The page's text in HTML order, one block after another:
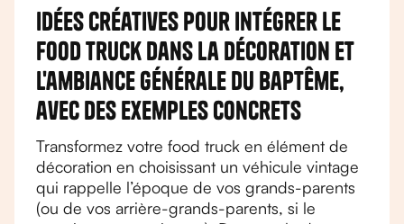
Idées créatives pour intégrer le
food truck dans la décoration et
l'ambiance générale du baptême,
avec des exemples concrets
Transformez votre food truck en élément de
décoration en choisissant un véhicule vintage
qui rappelle l’époque de vos grands-parents
(ou de vos arrière-grands-parents, si le